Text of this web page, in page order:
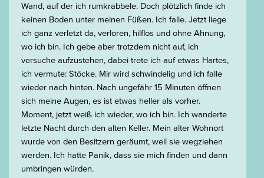
Wand, auf der ich rumkrabbele. Doch plötzlich finde ich
keinen Boden unter meinen Füßen. Ich falle. Jetzt liege
ich ganz verletzt da, verloren, hilflos und ohne Ahnung,
wo ich bin. Ich gebe aber trotzdem nicht auf, ich
versuche aufzustehen, dabei trete ich auf etwas Hartes,
ich vermute: Stöcke. Mir wird schwindelig und ich falle
wieder nach hinten. Nach ungefähr 15 Minuten öffnen
sich meine Augen, es ist etwas heller als vorher.
Moment, jetzt weiß ich wieder, wo ich bin. Ich wanderte
letzte Nacht durch den alten Keller. Mein alter Wohnort
wurde von den Besitzern geräumt, weil sie wegziehen
werden. Ich hatte Panik, dass sie mich finden und dann
umbringen würden.